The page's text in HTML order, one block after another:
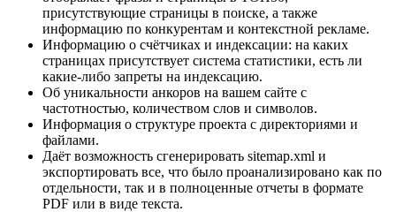
присутствующие страницы в поиске, а также
информацию по конкурентам и контекстной рекламе.
Информацию о счётчиках и индексации: на каких
страницах присутствует система статистики, есть ли
какие-либо запреты на индексацию.
Об уникальности анкоров на вашем сайте с
частотностью, количеством слов и символов.
Информация о структуре проекта с директориями и
файлами.
Даёт возможность сгенерировать sitemap.xml и
экспортировать все, что было проанализировано как по
отдельности, так и в полноценные отчеты в формате
PDF или в виде текста.